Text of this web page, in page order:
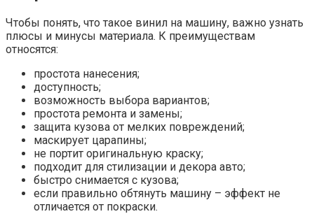
Чтобы понять, что такое винил на машину, важно узнать
плюсы и минусы материала. К преимуществам
относятся:
простота нанесения;
доступность;
возможность выбора вариантов;
простота ремонта и замены;
защита кузова от мелких повреждений;
маскирует царапины;
не портит оригинальную краску;
подходит для стилизации и декора авто;
быстро снимается с кузова;
если правильно обтянуть машину – эффект не
отличается от покраски.